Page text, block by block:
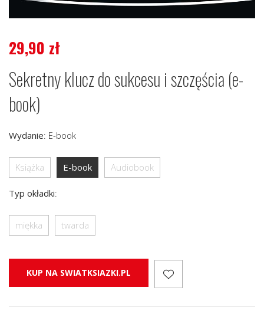
29,90 zł
Sekretny klucz do sukcesu i szczęścia (e-
book)
Wydanie: E-book
Książka E-book Audiobook
Typ okładki:
miękka twarda
KUP NA SWIATKSIAZKI.PL